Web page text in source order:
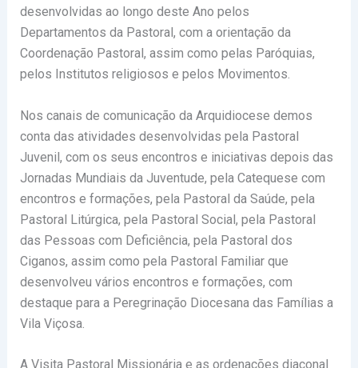
desenvolvidas ao longo deste Ano pelos
Departamentos da Pastoral, com a orientação da
Coordenação Pastoral, assim como pelas Paróquias,
pelos Institutos religiosos e pelos Movimentos.
Nos canais de comunicação da Arquidiocese demos
conta das atividades desenvolvidas pela Pastoral
Juvenil, com os seus encontros e iniciativas depois das
Jornadas Mundiais da Juventude, pela Catequese com
encontros e formações, pela Pastoral da Saúde, pela
Pastoral Litúrgica, pela Pastoral Social, pela Pastoral
das Pessoas com Deficiência, pela Pastoral dos
Ciganos, assim como pela Pastoral Familiar que
desenvolveu vários encontros e formações, com
destaque para a Peregrinação Diocesana das Famílias a
Vila Viçosa.
A Visita Pastoral Missionária e as ordenações diaconal